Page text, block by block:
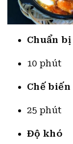
Chuẩn bị
10 phút